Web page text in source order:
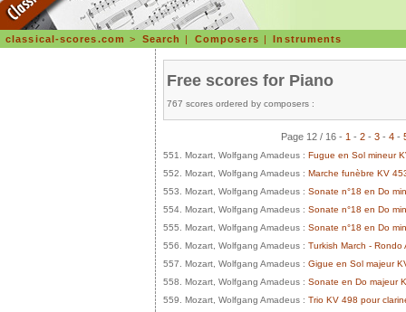
classical-scores.com > Search | Composers |Instruments
Free scores for Piano
767 scores ordered by composers :
Page 12 / 16 - 1 - 2 - 3 - 4 -
551. Mozart, Wolfgang Amadeus : Fugue en Sol mineur
552. Mozart, Wolfgang Amadeus : Marche funèbre KV
553. Mozart, Wolfgang Amadeus : Sonate n°18 en Do
554. Mozart, Wolfgang Amadeus : Sonate n°18 en Do
555. Mozart, Wolfgang Amadeus : Sonate n°18 en Do
556. Mozart, Wolfgang Amadeus : Turkish March - Rondo
557. Mozart, Wolfgang Amadeus : Gigue en Sol majeur
558. Mozart, Wolfgang Amadeus : Sonate en Do majeur
559. Mozart, Wolfgang Amadeus : Trio KV 498 pour